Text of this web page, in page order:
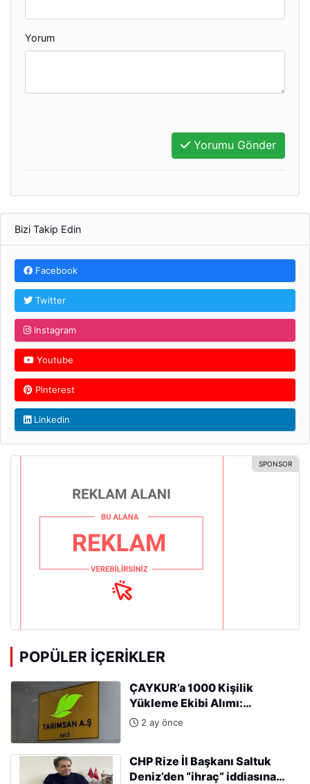
Yorum
Yorumu Gönder
Bizi Takip Edin
Facebook
Twitter
Instagram
Youtube
Pinterest
Linkedin
POPÜLER İÇERIKLER
ÇAYKUR’a 1000 Kişilik
Yükleme Ekibi Alımı:
Başvurular Başladı
2 ay önce
CHP Rize İl Başkanı Saltuk
Deniz’den “ihraç” iddiasına